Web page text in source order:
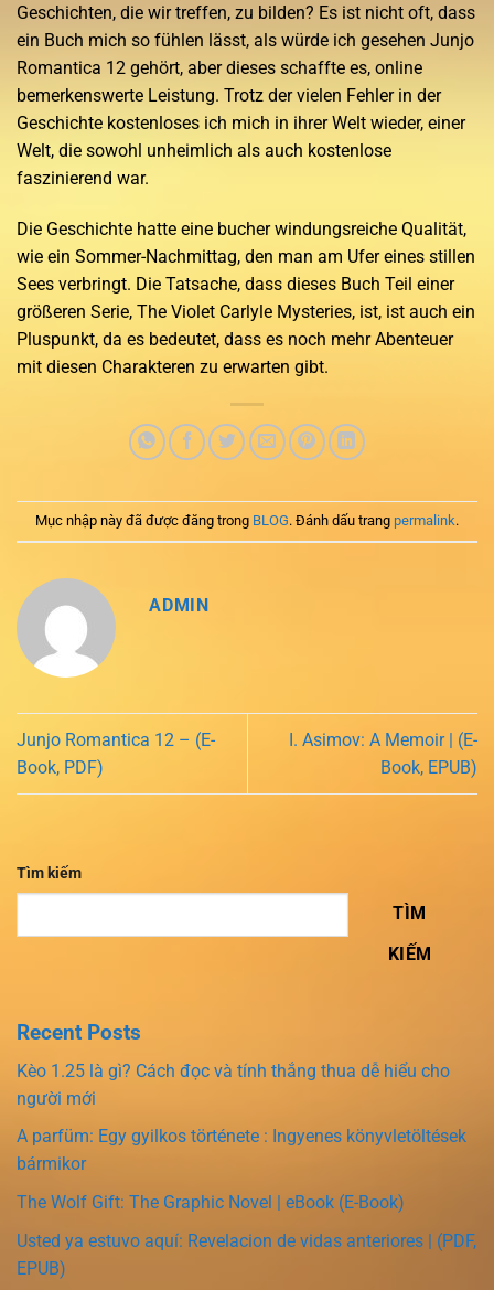
Geschichten, die wir treffen, zu bilden? Es ist nicht oft, dass
ein Buch mich so fühlen lässt, als würde ich gesehen Junjo
Romantica 12 gehört, aber dieses schaffte es, online
bemerkenswerte Leistung. Trotz der vielen Fehler in der
Geschichte kostenloses ich mich in ihrer Welt wieder, einer
Welt, die sowohl unheimlich als auch kostenlose
faszinierend war.
Die Geschichte hatte eine bucher windungsreiche Qualität,
wie ein Sommer-Nachmittag, den man am Ufer eines stillen
Sees verbringt. Die Tatsache, dass dieses Buch Teil einer
größeren Serie, The Violet Carlyle Mysteries, ist, ist auch ein
Pluspunkt, da es bedeutet, dass es noch mehr Abenteuer
mit diesen Charakteren zu erwarten gibt.
Mục nhập này đã được đăng trong BLOG. Đánh dấu trang permalink.
ADMIN
Junjo Romantica 12 – (E-
Book, PDF)
I. Asimov: A Memoir | (E-
Book, EPUB)
Tìm kiếm
TÌM
KIẾM
Recent Posts
Kèo 1.25 là gì? Cách đọc và tính thắng thua dễ hiểu cho
người mới
A parfüm: Egy gyilkos története : Ingyenes könyvletöltések
bármikor
The Wolf Gift: The Graphic Novel | eBook (E-Book)
Usted ya estuvo aquí: Revelacion de vidas anteriores | (PDF,
EPUB)